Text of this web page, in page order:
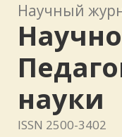
Научный
науки
ISSN 2500-3402